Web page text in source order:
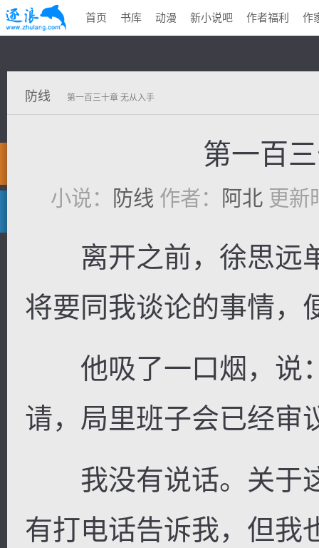
逐浪小说
首页 书库 动漫 新小说吧 作者福利 作
防线 第一百三十章 无从入手
第一百
小说： 防线 作者： 阿北 更新
离开之前，徐思远
将要同我谈论的事情，
他吸了一口烟，说：
请，局里班子会已经审
我没有说话。关于
有打电话告诉我，但我